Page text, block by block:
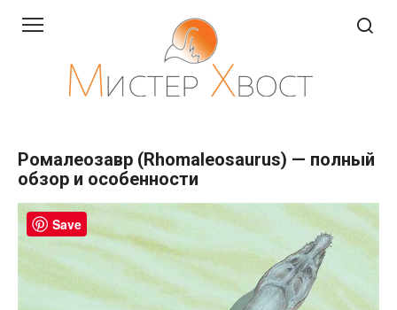
Ромалеозавр (Rhomaleosaurus) — полный
обзор и особенности
Save